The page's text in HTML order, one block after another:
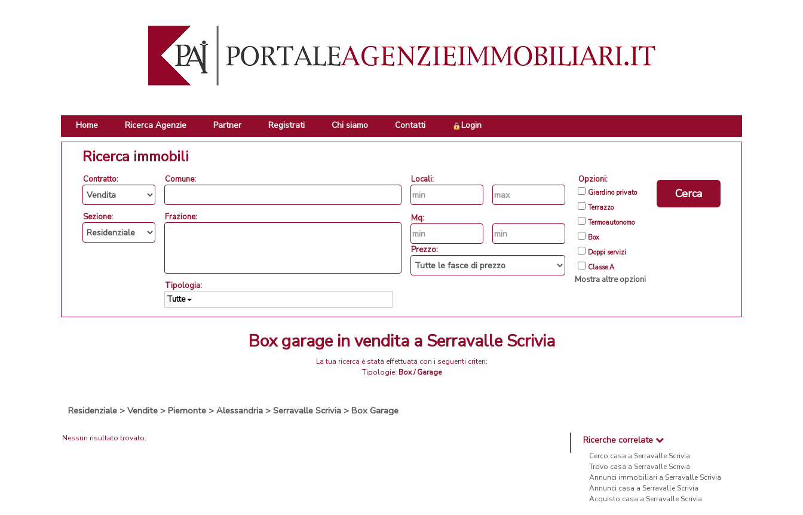
Home Ricerca Agenzie Partner Registrati Chi siamo Contatti Login
Ricerca immobili
Contratto:
Sezione:
Comune:
Frazione:
Tipologia:
Tutte
Locali:
Mq:
Prezzo:
Opzioni:
Giardino privato
Terrazzo
Termoautonomo
Box
Doppi servizi
Classe A
Mostra altre opzioni
Cerca
box garage in vendita a Serravalle Scrivia
La tua ricerca è stata effettuata con i seguenti criteri:
Tipologie: Box / Garage
Residenziale > Vendite > Piemonte > Alessandria > Serravalle Scrivia > Box Garage
Nessun risultato trovato. Ricerche correlate
Cerco casa a Serravalle Scrivia
Trovo casa a Serravalle Scrivia
Annunci immobiliari a Serravalle Scrivia
Annunci casa a Serravalle Scrivia
Acquisto casa a Serravalle Scrivia